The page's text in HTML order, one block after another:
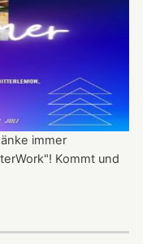
immer
Kommt und